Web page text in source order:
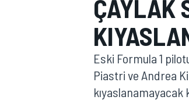
MOTOGP
ÇAYLAK
Eski Formula 1
Piastri ve Andrea
kıyaslanamayacak